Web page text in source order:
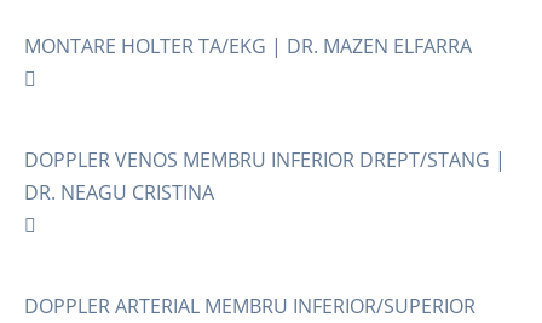
MONTARE HOLTER TA/EKG | DR. MAZEN ELFARRA
DOPPLER VENOS MEMBRU INFERIOR DREPT/STANG |
DR. NEAGU CRISTINA
DOPPLER ARTERIAL MEMBRU INFERIOR/SUPERIOR